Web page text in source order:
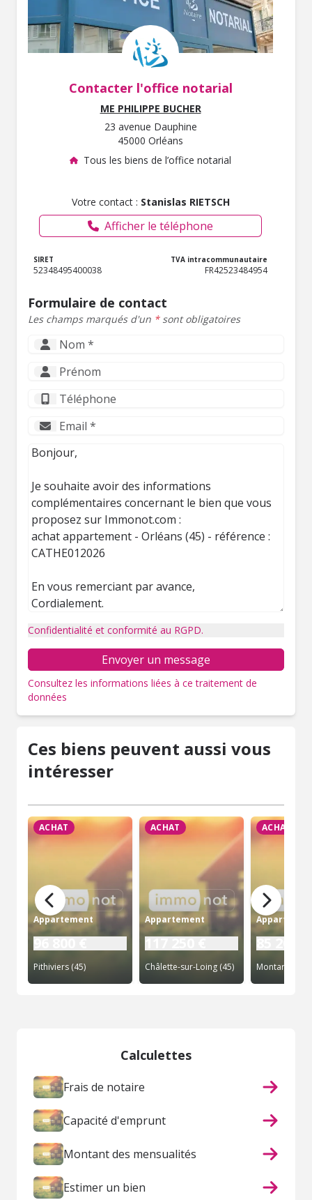
Contacter l'office notarial
ME PHILIPPE BUCHER
23 avenue Dauphine
45000 Orléans
Tous les biens de l’office notarial
Votre contact : Stanislas RIETSCH
Afficher le téléphone
SIRET
52348495400038
TVA intracommunautaire
FR42523484954
Formulaire de contact
Les champs marqués d'un *sont obligatoires
Confidentialité et conformité au RGPD.
Envoyer un message
Consultez les informations liées à ce traitement de
données
Ces biens peuvent aussi vous
intéresser
ACHAT
Appartement
Pithiviers (45)
ACHAT
Appartement
Châlette-sur-Loing (45)
ACHAT
Montargis (45)
Calculettes
Frais de notaire
Capacité d'emprunt
Montant des mensualités
Estimer un bien